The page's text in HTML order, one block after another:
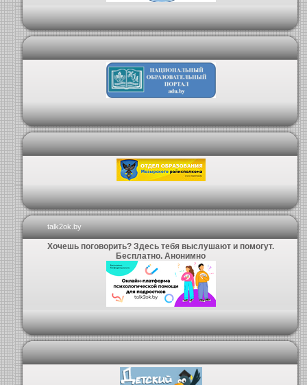
talk2ok.by
Хочешь поговорить? Здесь тебя выслушают и помогут.
Бесплатно. Анонимно